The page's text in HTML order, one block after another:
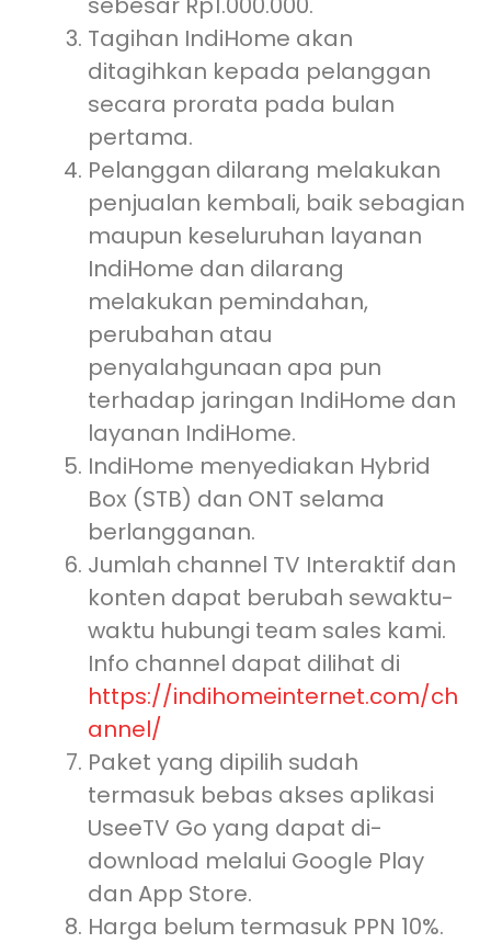
Tagihan IndiHome akan
ditagihkan kepada pelanggan
secara prorata pada bulan
pertama.
Pelanggan dilarang melakukan
penjualan kembali, baik sebagian
maupun keseluruhan layanan
IndiHome dan dilarang
melakukan pemindahan,
perubahan atau
penyalahgunaan apa pun
terhadap jaringan IndiHome dan
layanan IndiHome.
IndiHome menyediakan Hybrid
Box (STB) dan ONT selama
berlangganan.
Jumlah channel TV Interaktif dan
konten dapat berubah sewaktu-
waktu hubungi team sales kami.
Info channel dapat dilihat di
https://indihomeinternet.com/ch
annel/
Paket yang dipilih sudah
termasuk bebas akses aplikasi
UseeTV Go yang dapat di-
download melalui Google Play
dan App Store.
Harga belum termasuk PPN 10%.